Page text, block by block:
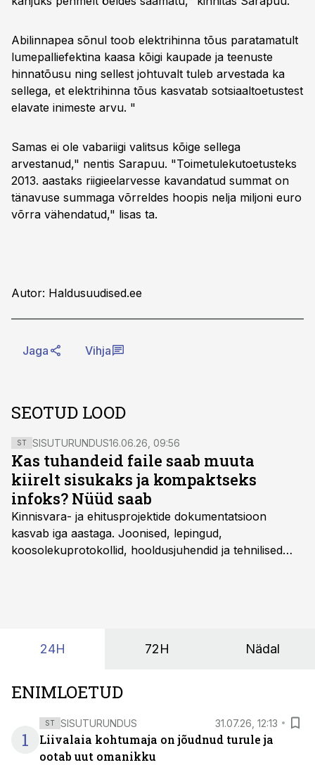
Abilinnapea sõnul toob elektrihinna tõus paratamatult
lumepalliefektina kaasa kõigi kaupade ja teenuste
hinnatõusu ning sellest johtuvalt tuleb arvestada ka
sellega, et elektrihinna tõus kasvatab sotsiaaltoetustest
elavate inimeste arvu. "
Samas ei ole vabariigi valitsus kõige sellega
arvestanud," nentis Sarapuu. "Toimetulekutoetusteks
2013. aastaks riigieelarvesse kavandatud summat on
tänavuse summaga võrreldes hoopis nelja miljoni euro
võrra vähendatud," lisas ta.
Autor: Haldusuudised.ee
Jaga Vihja
SEOTUD LOOD
ST SISUTURUNDUS16.06.26, 09:56
Kas tuhandeid faile saab muuta
kiirelt sisukaks ja kompaktseks
infoks? Nüüd saab
Kinnisvara- ja ehitusprojektide dokumentatsioon
kasvab iga aastaga. Joonised, lepingud,
koosolekuprotokollid, hooldusjuhendid ja tehnilised
24H 72H Nädal
ENIMLOETUD
1
ST SISUTURUNDUS 31.07.26, 12:13
Liivalaia kohtumaja on jõudnud turule ja
ootab uut omanikku